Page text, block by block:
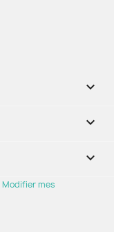


keyboard_arrow_down
Modifier mes